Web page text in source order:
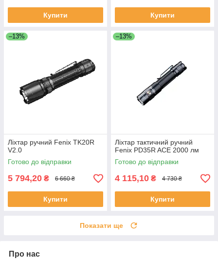
Купити Купити
–13%
Ліхтар ручний Fenix TK20R
V2.0
Готово до відправки
5 794,20 ₴ 6 660 ₴
Купити
–13%
Ліхтар тактичний ручний
Fenix PD35R ACE 2000 лм
Готово до відправки
4 115,10 ₴ 4 730 ₴
Купити
Показати ще
Про нас